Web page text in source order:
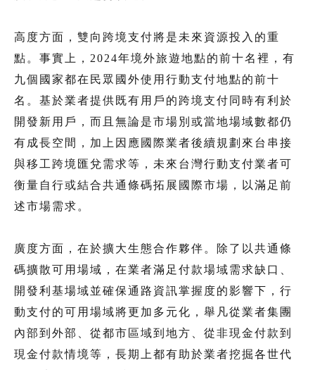
高度方面，雙向跨境支付將是未來資源投入的重
點。事實上，2024年境外旅遊地點的前十名裡，有
九個國家都在民眾國外使用行動支付地點的前十
名。基於業者提供既有用戶的跨境支付同時有利於
開發新用戶，而且無論是市場別或當地場域數都仍
有成長空間，加上因應國際業者後續規劃來台串接
與移工跨境匯兌需求等，未來台灣行動支付業者可
衡量自行或結合共通條碼拓展國際市場，以滿足前
述市場需求。
廣度方面，在於擴大生態合作夥伴。除了以共通條
碼擴散可用場域，在業者滿足付款場域需求缺口、
開發利基場域並確保通路資訊掌握度的影響下，行
動支付的可用場域將更加多元化，舉凡從業者集團
內部到外部、從都市區域到地方、從非現金付款到
現金付款情境等，長期上都有助於業者挖掘各世代